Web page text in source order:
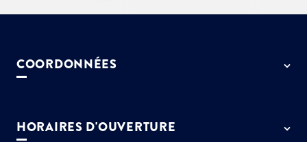
COORDONNÉES
01 64 13 55 55
HORAIRES D'OUVERTURE